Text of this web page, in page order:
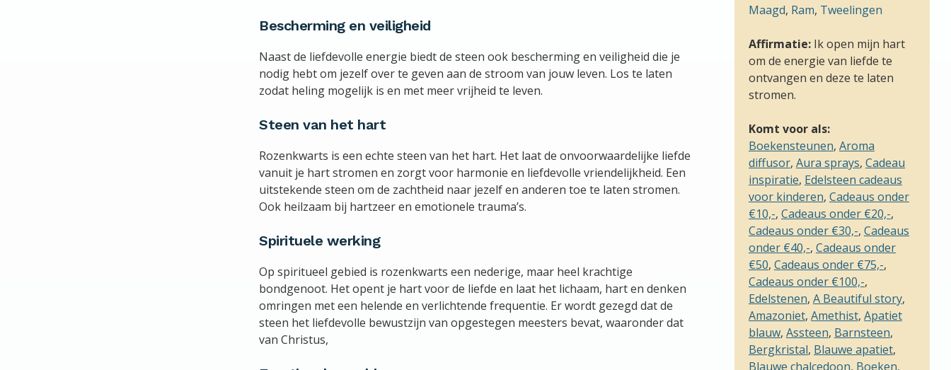
Bescherming en veiligheid
Naast de liefdevolle energie biedt de steen ook bescherming en veiligheid die je
nodig hebt om jezelf over te geven aan de stroom van jouw leven. Los te laten
zodat heling mogelijk is en met meer vrijheid te leven.
Steen van het hart
Rozenkwarts is een echte steen van het hart. Het laat de onvoorwaardelijke liefde
vanuit je hart stromen en zorgt voor harmonie en liefdevolle vriendelijkheid. Een
uitstekende steen om de zachtheid naar jezelf en anderen toe te laten stromen.
Ook heilzaam bij hartzeer en emotionele trauma’s.
Spirituele werking
Op spiritueel gebied is rozenkwarts een nederige, maar heel krachtige
bondgenoot. Het opent je hart voor de liefde en laat het lichaam, hart en denken
omringen met een helende en verlichtende frequentie. Er wordt gezegd dat de
steen het liefdevolle bewustzijn van opgestegen meesters bevat, waaronder dat
van Christus,
Maagd, Ram, Tweelingen
Affirmatie:Ik open mijn hart
om de energie van liefde te
ontvangen en deze te laten
stromen.
Komt voor als:
Boekensteunen, Aroma
diffusor, Aura sprays, Cadeau
inspiratie, Edelsteen cadeaus
voor kinderen, Cadeaus onder
€10,-, Cadeaus onder €20,-,
Cadeaus onder €30,-, Cadeaus
onder €40,-, Cadeaus onder
€50, Cadeaus onder €75,-,
Cadeaus onder €100,-,
Edelstenen, A Beautiful story,
Amazoniet, Amethist, Apatiet
blauw, Assteen, Barnsteen,
Bergkristal, Blauwe apatiet,
Blauwe chalcedoon, Boeken,